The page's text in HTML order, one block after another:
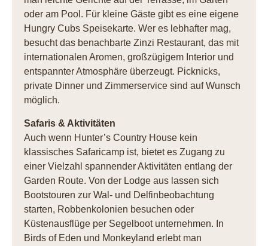
oder am Pool. Für kleine Gäste gibt es eine eigene
Hungry Cubs Speisekarte. Wer es lebhafter mag,
besucht das benachbarte Zinzi Restaurant, das mit
internationalen Aromen, großzügigem Interior und
entspannter Atmosphäre überzeugt. Picknicks,
private Dinner und Zimmerservice sind auf Wunsch
möglich.
Safaris & Aktivitäten
Auch wenn Hunter’s Country House kein
klassisches Safaricamp ist, bietet es Zugang zu
einer Vielzahl spannender Aktivitäten entlang der
Garden Route. Von der Lodge aus lassen sich
Bootstouren zur Wal- und Delfinbeobachtung
starten, Robbenkolonien besuchen oder
Küstenausflüge per Segelboot unternehmen. In
Birds of Eden und Monkeyland erlebt man